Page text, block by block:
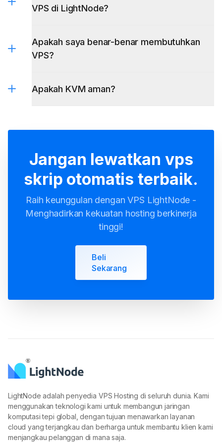
VPS di LightNode?
Apakah saya benar-benar membutuhkan
VPS?
Apakah KVM aman?
Jangan lewatkan vps
skrip otomatis terbaik.
Raih keunggulan dengan VPS LightNode -
Menghadirkan kekuatan hosting berkinerja
tinggi!
Beli
Sekarang
LightNode adalah penyedia VPS Hosting di seluruh dunia. Kami
menggunakan teknologi kami untuk membangun jaringan
komputasi tepi global, dengan tujuan menawarkan layanan
cloud yang terjangkau dan berharga untuk membantu klien kami
menjangkau pelanggan di mana saja.